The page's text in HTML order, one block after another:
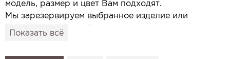
модель, размер и цвет Вам подходят.
Мы зарезервируем выбранное изделие или
привезём его в удобный для вас салон и
Показать всё